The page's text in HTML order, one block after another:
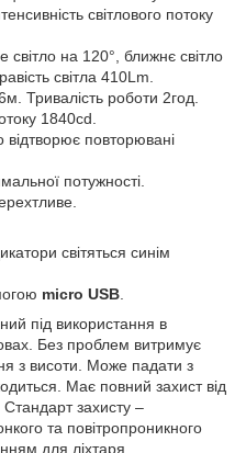
світлового потоку
світло на 120°, ближнє світло
світла 410Lm.
Тривалість роботи 2год.
1840cd.
повторювані
потужності.
світяться синім
micro USB
під використання в
Без проблем витримує
з висоти. Може падати з
Має повний захист від
захисту –
та повітропроникного
для ліхтаря.